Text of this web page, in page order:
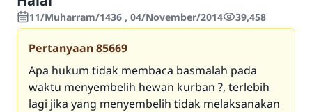
11/Muharram/1436 , 04/November/2014 39,458
Pertanyaan85669
Apa hukum tidak membaca basmalah pada
waktu menyembelih hewan kurban ?, terlebih
lagi jika yang menyembelih tidak melaksanakan